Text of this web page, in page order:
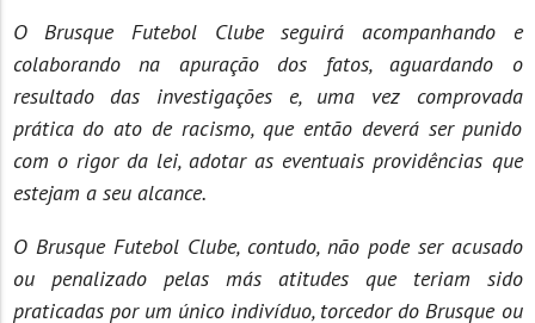
O Brusque Futebol Clube seguirá acompanhando e
colaborando na apuração dos fatos, aguardando o
resultado das investigações e, uma vez comprovada
prática do ato de racismo, que então deverá ser punido
com o rigor da lei, adotar as eventuais providências que
estejam a seu alcance.
O Brusque Futebol Clube, contudo, não pode ser acusado
ou penalizado pelas más atitudes que teriam sido
praticadas por um único indivíduo, torcedor do Brusque ou